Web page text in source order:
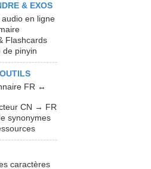
& EXOS
en ligne
Flashcards
de pinyin
FR ↔
CN → FR
synonymes
caractères